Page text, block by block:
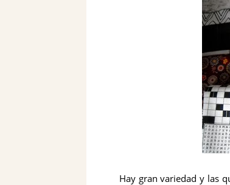
Hay gran variedad y las